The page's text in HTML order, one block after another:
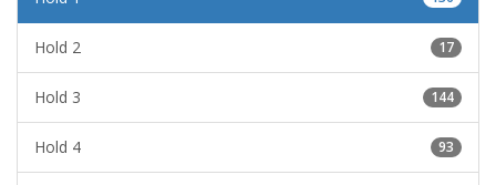
17
Hold 2
144
Hold 3
93
Hold 4